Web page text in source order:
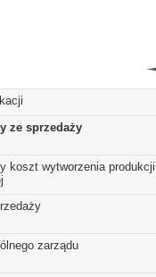
ze sprzedaży
koszt wytworzenia produkcji
zarządu